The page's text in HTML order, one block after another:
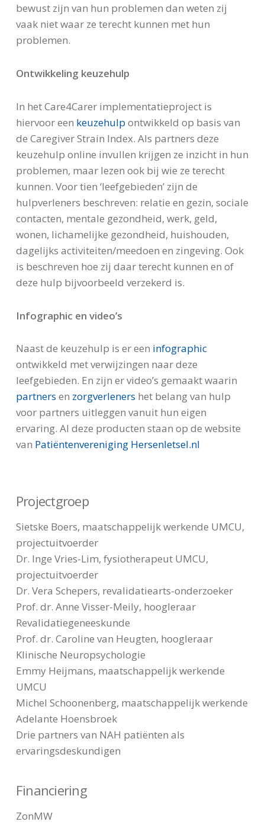
bewust zijn van hun problemen dan weten zij
vaak niet waar ze terecht kunnen met hun
problemen.
Ontwikkeling keuzehulp
In het Care4Carer implementatieproject is
hiervoor een keuzehulp ontwikkeld op basis van
de Caregiver Strain Index. Als partners deze
keuzehulp online invullen krijgen ze inzicht in hun
problemen, maar lezen ook bij wie ze terecht
kunnen. Voor tien ‘leefgebieden’ zijn de
hulpverleners beschreven: relatie en gezin, sociale
contacten, mentale gezondheid, werk, geld,
wonen, lichamelijke gezondheid, huishouden,
dagelijks activiteiten/meedoen en zingeving. Ook
is beschreven hoe zij daar terecht kunnen en of
deze hulp bijvoorbeeld verzekerd is.
Infographic en video’s
Naast de keuzehulp is er een infographic
ontwikkeld met verwijzingen naar deze
leefgebieden. En zijn er video’s gemaakt waarin
partners en zorgverleners het belang van hulp
voor partners uitleggen vanuit hun eigen
ervaring. Al deze producten staan op de website
van Patiëntenvereniging Hersenletsel.nl
Projectgroep
Sietske Boers, maatschappelijk werkende UMCU,
projectuitvoerder
Dr. Inge Vries-Lim, fysiotherapeut UMCU,
projectuitvoerder
Dr. Vera Schepers, revalidatiearts-onderzoeker
Prof. dr. Anne Visser-Meily, hoogleraar
Revalidatiegeneeskunde
Prof. dr. Caroline van Heugten, hoogleraar
Klinische Neuropsychologie
Emmy Heijmans, maatschappelijk werkende
UMCU
Michel Schoonenberg, maatschappelijk werkende
Adelante Hoensbroek
Drie partners van NAH patiënten als
ervaringsdeskundigen
Financiering
ZonMW